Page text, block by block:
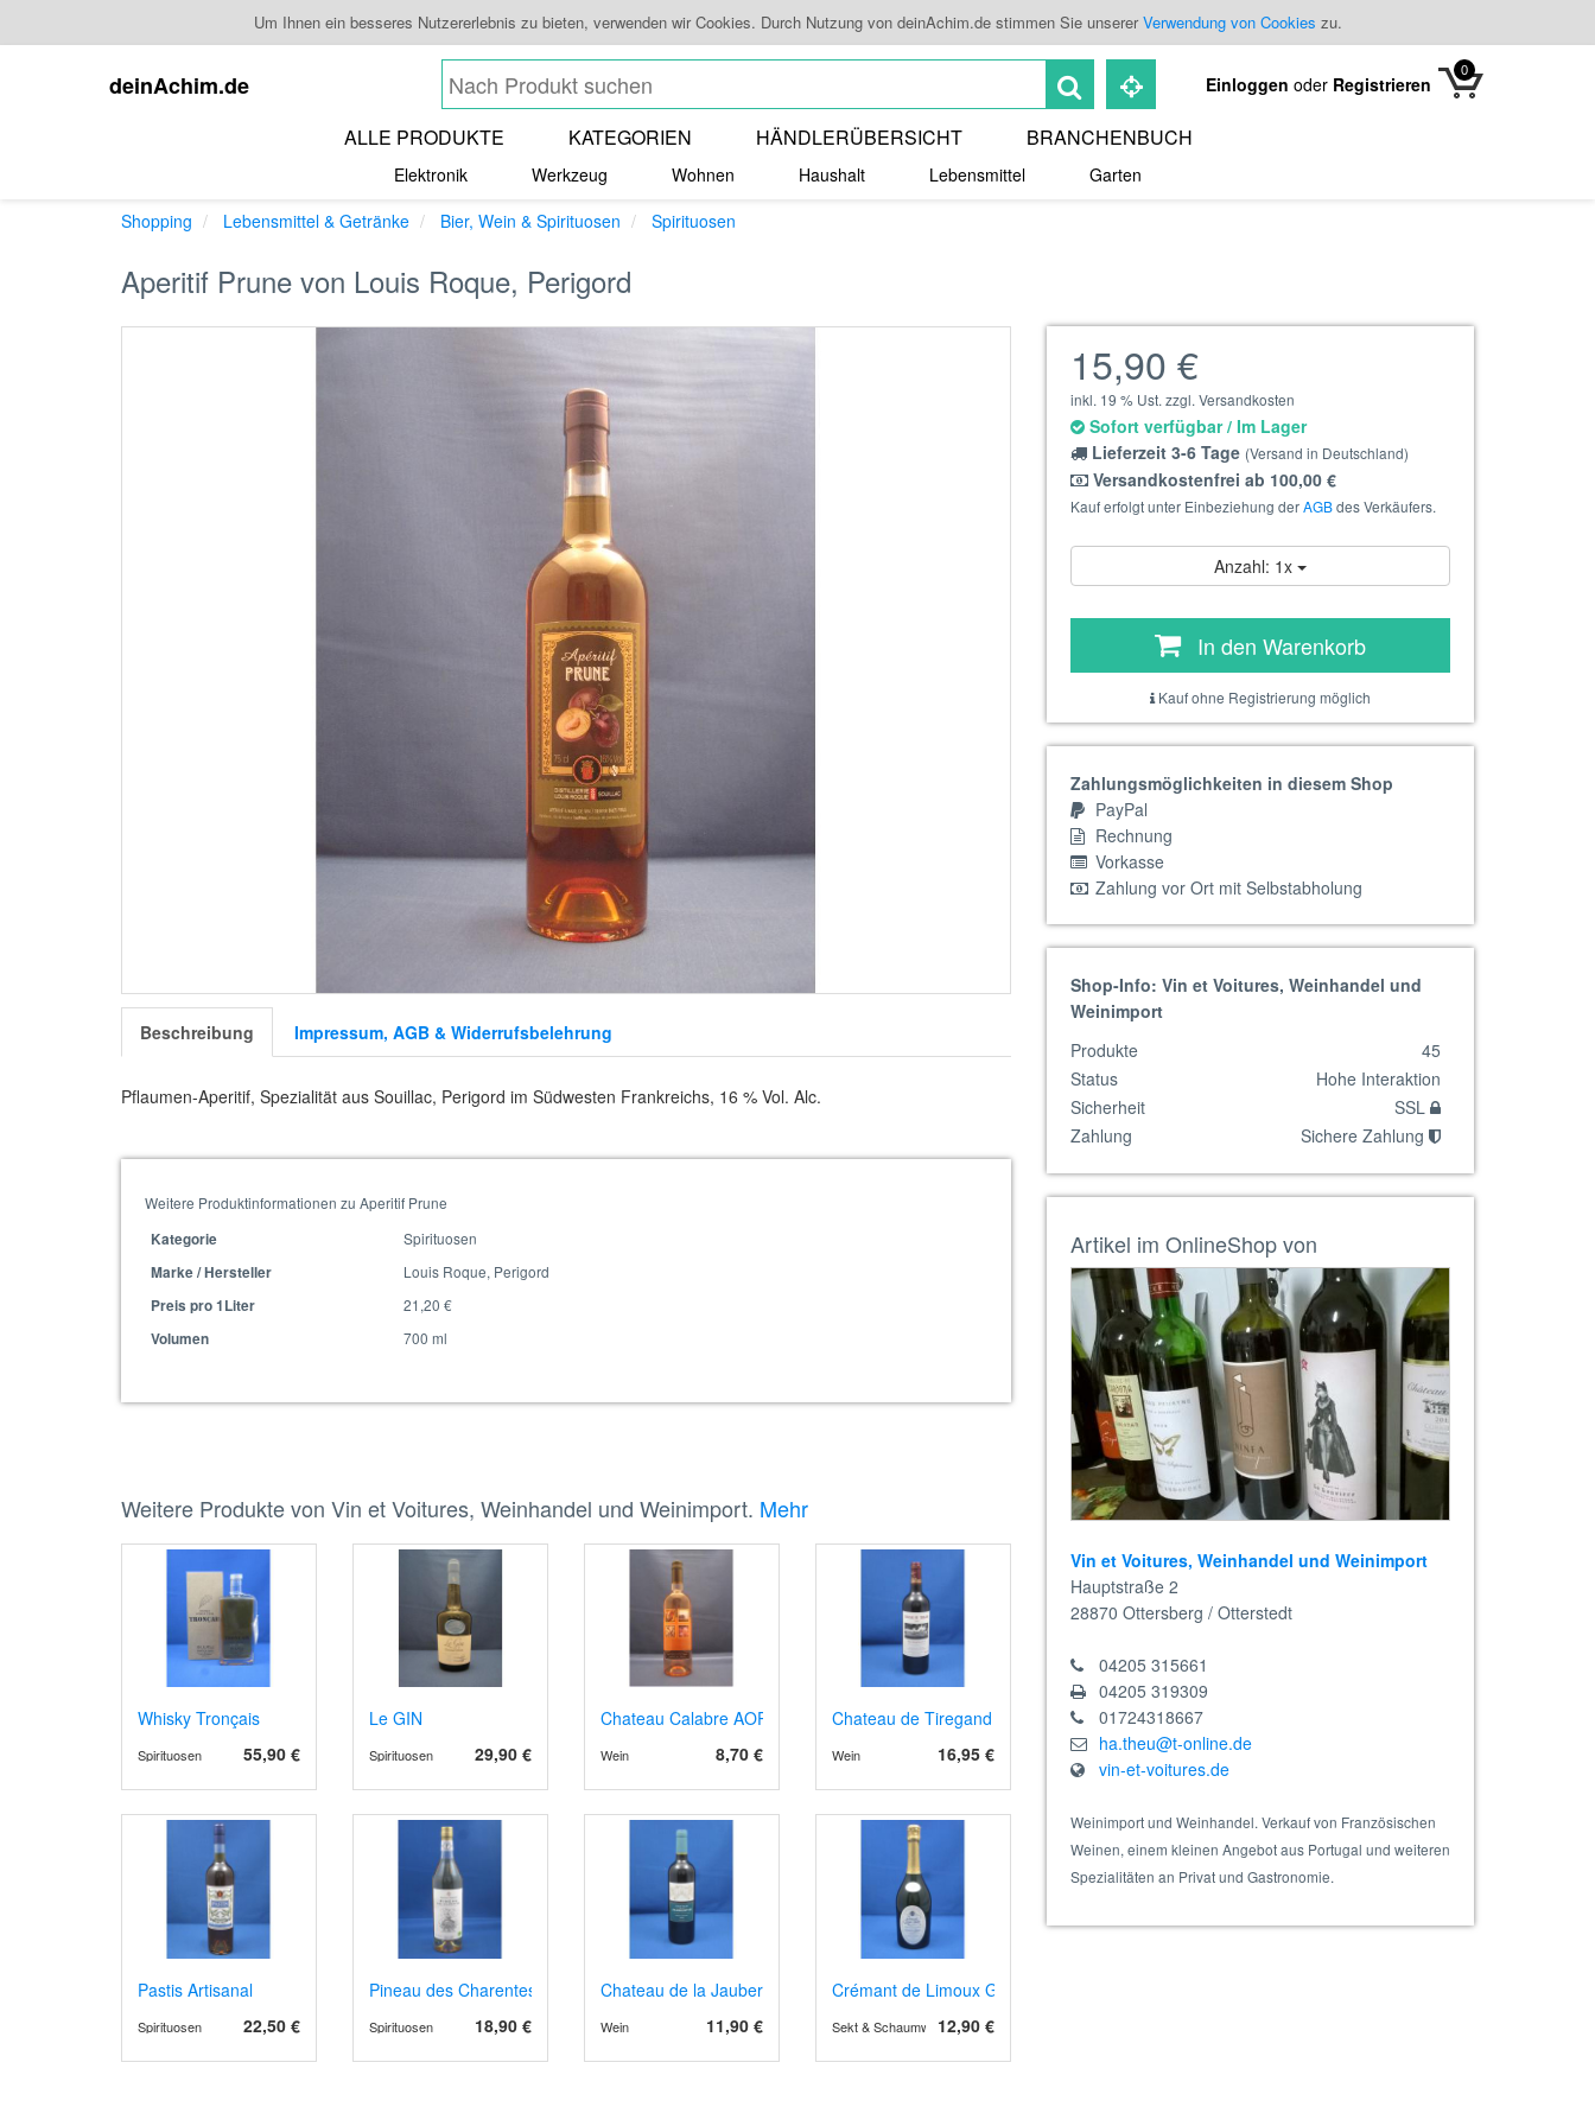
Um Ihnen ein besseres Nutzererlebnis zu bieten, verwenden wir Cookies. Durch Nutzung von deinAchim.de stimmen Sie unsererVerwendung von Cookies zu.
deinAchim.de Einloggen oder Registrieren
0
ALLE PRODUKTE KATEGORIEN HÄNDLERÜBERSICHT BRANCHENBUCH
Elektronik Werkzeug Wohnen Haushalt Lebensmittel
Garten
Shopping
Lebensmittel & Getränke Bier, Wein & Spirituosen Spirituosen
Aperitif Prune von Louis Roque, Perigord
Beschreibung Impressum, AGB & Widerrufsbelehrung
Pflaumen-Aperitif, Spezialität aus Souillac, Perigord im Südwesten Frankreichs, 16 % Vol. Alc.
Weitere Produktinformationen zu Aperitif Prune
Kategorie
Spirituosen
Marke / Hersteller
Louis Roque, Perigord
Preis pro 1Liter
21,20 €
Volumen
700 ml
Weitere Produkte von Vin et Voitures, Weinhandel und Weinimport. Mehr
Whisky Tronçais
55,90 €
Spirituosen
Le GIN
29,90 €
Spirituosen
Chateau Calabre AOP Bergerac 2024 Rosé
8,70 €
Wein
Chateau de Tiregand AOP Pecharment 2023 rot, Barrique
16,95 €
Wein
Pastis Artisanal
22,50 €
Spirituosen
Pineau des Charentes, Aperitif- Dessertwein, Bio
18,90 €
Spirituosen
Chateau de la Jaubertie AOP Bergerac rot, Barrique
11,90 €
Wein
Crémant de Limoux Grande Cuvée 1531 Brut
12,90 €
Sekt & Schaumwein
15,90 €
inkl. 19 % Ust. zzgl. Versandkosten
Sofort verfügbar / Im Lager
Lieferzeit 3-6 Tage (Versand in Deutschland)
Versandkostenfrei ab 100,00 €
Kauf erfolgt unter Einbeziehung derAGBdes Verkäufers.
Anzahl: 1x
In den Warenkorb
Kauf ohne Registrierung möglich
Zahlungsmöglichkeiten in diesem Shop
PayPal
Rechnung
Vorkasse
Zahlung vor Ort mit Selbstabholung
Shop-Info: Vin et Voitures, Weinhandel und
Weinimport
Produkte
45
Status
Hohe Interaktion
Sicherheit
SSL
Zahlung
Sichere Zahlung
Artikel im OnlineShop von
Vin et Voitures, Weinhandel und Weinimport
Hauptstraße 2
28870 Ottersberg / Otterstedt
04205 315661
04205 319309
01724318667
ha.theu@t-online.de
vin-et-voitures.de
Weinimport und Weinhandel. Verkauf von Französischen
Weinen, einem kleinen Angebot aus Portugal und weiteren
Spezialitäten an Privat und Gastronomie.